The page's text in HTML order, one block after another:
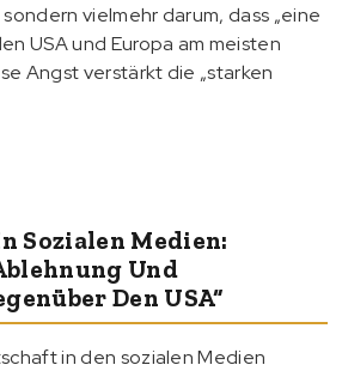
vielmehr darum, dass „eine
USA und Europa am meisten
Angst verstärkt die „starken
Sozialen Medien:
Und
Den USA“
in den sozialen Medien